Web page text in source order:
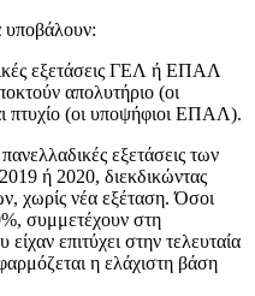
υποβάλουν:
εξετάσεις ΓΕΛ ή ΕΠΑΛ
απολυτήριο (οι
πτυχίο (οι υποψήφιοι ΕΠΑΛ).
εξετάσεις των
ή 2020, διεκδικώντας
χωρίς νέα εξέταση. Όσοι
συμμετέχουν στη
επιτύχει στην τελευταία
η ελάχιστη βάση